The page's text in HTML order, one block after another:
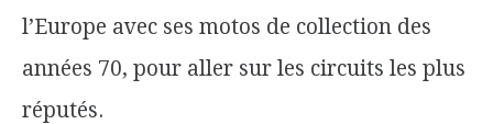
l’Europe avec ses motos de collection des
années 70, pour aller sur les circuits les plus
réputés.